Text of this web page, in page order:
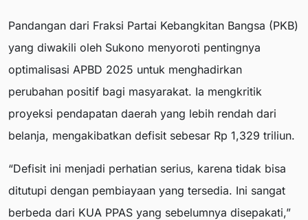
Pandangan dari Fraksi Partai Kebangkitan Bangsa (PKB)
yang diwakili oleh Sukono menyoroti pentingnya
optimalisasi APBD 2025 untuk menghadirkan
perubahan positif bagi masyarakat. Ia mengkritik
proyeksi pendapatan daerah yang lebih rendah dari
belanja, mengakibatkan defisit sebesar Rp 1,329 triliun.
“Defisit ini menjadi perhatian serius, karena tidak bisa
ditutupi dengan pembiayaan yang tersedia. Ini sangat
berbeda dari KUA PPAS yang sebelumnya disepakati,”